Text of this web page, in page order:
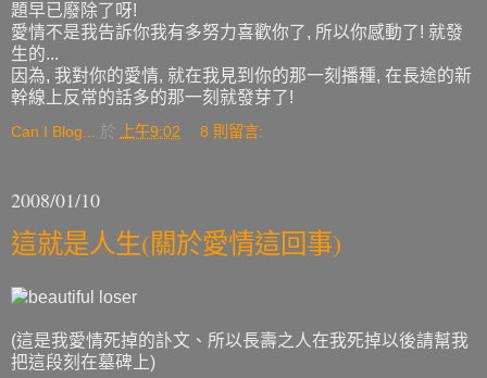
題早已廢除了呀!
愛情不是我告訴你我有多努力喜歡你了, 所以你感動了! 就發
生的...
因為, 我對你的愛情, 就在我見到你的那一刻播種, 在長途的新
幹線上反常的話多的那一刻就發芽了!
Can I Blog... 於 上午9:02 8 則留言:
2008/01/10
這就是人生(關於愛情這回事)
(這是我愛情死掉的訃文、所以長壽之人在我死掉以後請幫我
把這段刻在墓碑上)